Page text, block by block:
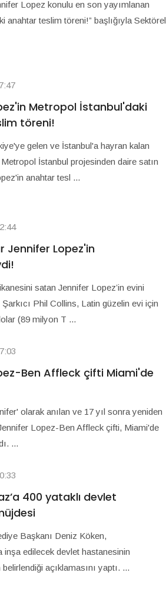
Lopez konulu en son yayımlanan
anahtar teslim töreni!” başlığıyla Sektörel
Metropol İstanbul'daki
töreni!
gelen ve İstanbul'a hayran kalan
İstanbul projesinden daire satın
anahtar tesl ...
Jennifer Lopez'in
satan Jennifer Lopez’in evini
Şarkıcı Phil Collins, Latin güzelin evi için
(89 milyon T ...
Ben Affleck çifti Miami'de
olarak anılan ve 17 yıl sonra yeniden
Lopez-Ben Affleck çifti, Miami'de
...
400 yataklı devlet
Başkanı Deniz Köken,
inşa edilecek devlet hastanesinin
açıklamasını yaptı. ...